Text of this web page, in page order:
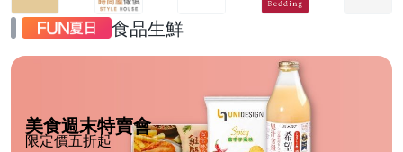
食品生鮮
美食週末特賣會
限定價五折起